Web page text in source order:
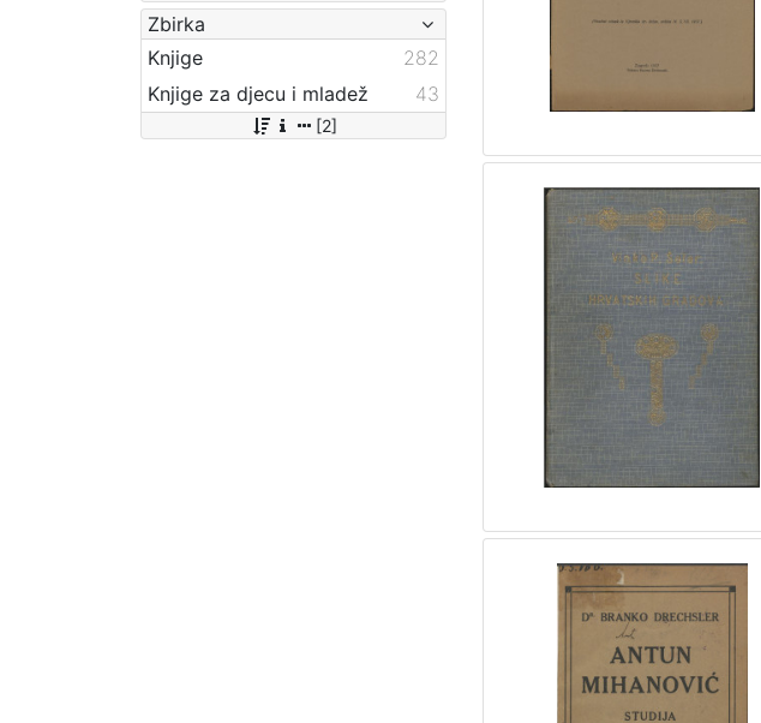
Zbirka
Knjige
282
Knjige za djecu i mladež
43
[2]